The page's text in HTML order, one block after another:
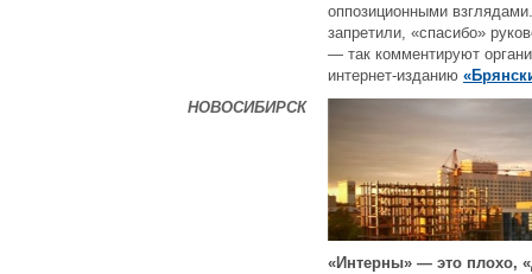
оппозиционными
запретили, «спасибо»
— так комментируют
интернет-изданию
НОВОСИБИРСК
«Интерны» — это плохо,